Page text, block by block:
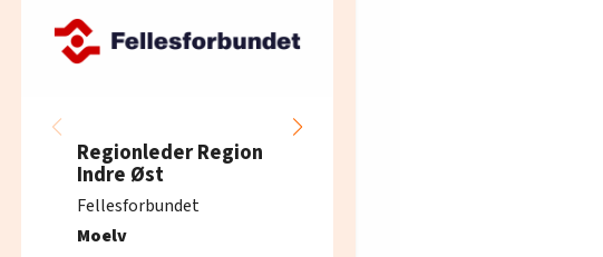
Regionleder Region
Indre Øst
Fellesforbundet
Moelv